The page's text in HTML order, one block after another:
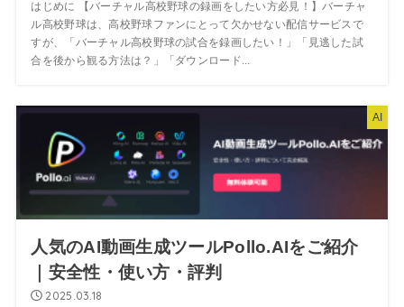
はじめに 【バーチャル高校野球の録画をしたい方必見！】バーチャ
ル高校野球は、高校野球ファンにとって欠かせない配信サービスで
すが、「バーチャル高校野球の試合を録画したい！」「見逃した試
合を後から観る方法は？」「ダウンロード...
AI
人気のAI動画生成ツールPollo.AIをご紹介
｜安全性・使い方・評判
2025.03.18